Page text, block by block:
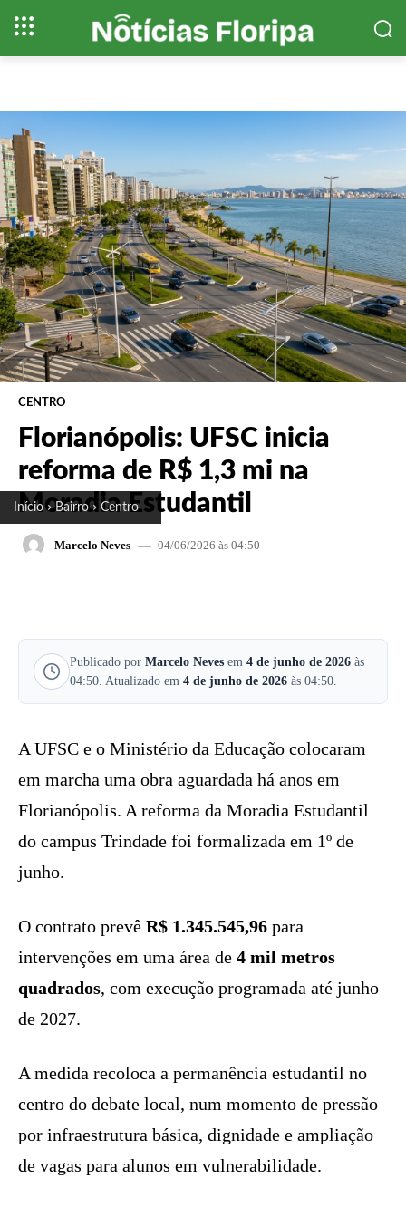
Início Bairro Centro
CENTRO
Florianópolis: UFSC inicia
reforma de R$ 1,3 mi na
Moradia Estudantil
Marcelo Neves 04/06/2026 às 04:50
Publicado por Marcelo Neves em 4 de junho de 2026 às
04:50. Atualizado em 4 de junho de 2026 às 04:50.
A UFSC e o Ministério da Educação colocaram
em marcha uma obra aguardada há anos em
Florianópolis. A reforma da Moradia Estudantil
do campus Trindade foi formalizada em 1º de
junho.
O contrato prevê R$ 1.345.545,96 para
intervenções em uma área de 4 mil metros
quadrados, com execução programada até junho
de 2027.
A medida recoloca a permanência estudantil no
centro do debate local, num momento de pressão
por infraestrutura básica, dignidade e ampliação
de vagas para alunos em vulnerabilidade.